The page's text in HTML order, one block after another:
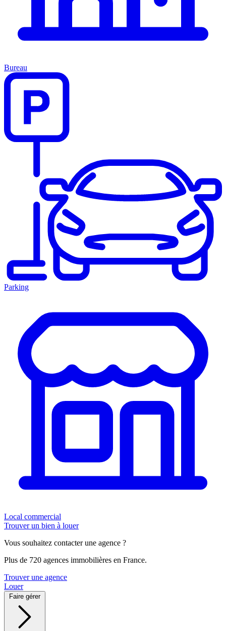
Bureau
Parking
Local commercial
Trouver un bien à louer
Vous souhaitez contacter une agence ?
Plus de 720 agences immobilières en France.
Trouver une agence
Louer
Faire gérer